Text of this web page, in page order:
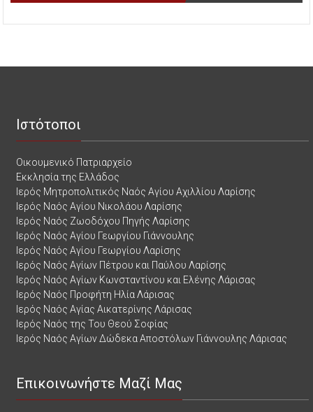
Ιστότοποι
Οικουμενικό Πατριαρχείο
Εκκλησία της Ελλάδος
Ιερός Μητροπολιτικός Ναός Αγίου Αχιλλίου Λαρίσης
Ιερός Ναός Αγίου Νικολάου Λαρίσης
Ιερός Ναός Ζωοδόχου Πηγής Λαρίσης
Ιερός Ναός Αγίου Γεωργίου Γιάννουλης
Ιερός Ναός Αγίου Γεωργίου Λαρίσης
Ιερός Ναός Αγίων Πέτρου και Παύλου Λαρίσης
Ιερός Ναός Αγίων Κωνσταντίνου και Ελένης Λάρισας
Ιερός Ναός Προφήτη Ηλία Λάρισας
Ιερός Ναός Αγίας Αικατερίνης Λάρισας
Ιερός Ναός της Του Θεού Σοφίας
Ιερός Ναός Αγίων Δώδεκα Αποστόλων Γιάννουλης Λάρισας
Επικοινωνήστε Μαζί Μας